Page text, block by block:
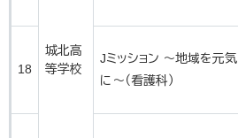
城北高
等学校
18
Jミッション ～地域を元気
に～（看護科）